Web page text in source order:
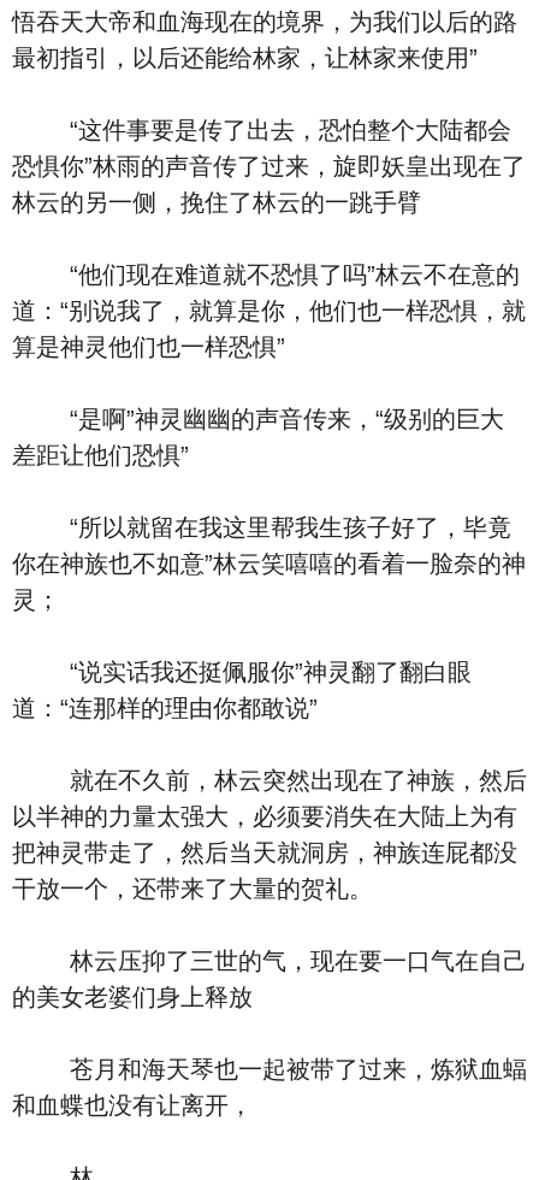
悟吞天大帝和血海现在的境界，为我们以后的路
最初指引，以后还能给林家，让林家来使用”
“这件事要是传了出去，恐怕整个大陆都会
恐惧你”林雨的声音传了过来，旋即妖皇出现在了
林云的另一侧，挽住了林云的一跳手臂
“他们现在难道就不恐惧了吗”林云不在意的
道：“别说我了，就算是你，他们也一样恐惧，就
算是神灵他们也一样恐惧”
“是啊”神灵幽幽的声音传来，“级别的巨大
差距让他们恐惧”
“所以就留在我这里帮我生孩子好了，毕竟
你在神族也不如意”林云笑嘻嘻的看着一脸奈的神
灵；
“说实话我还挺佩服你”神灵翻了翻白眼
道：“连那样的理由你都敢说”
就在不久前，林云突然出现在了神族，然后
以半神的力量太强大，必须要消失在大陆上为有
把神灵带走了，然后当天就洞房，神族连屁都没
干放一个，还带来了大量的贺礼。
林云压抑了三世的气，现在要一口气在自己
的美女老婆们身上释放
苍月和海天琴也一起被带了过来，炼狱血蝠
和血蝶也没有让离开，